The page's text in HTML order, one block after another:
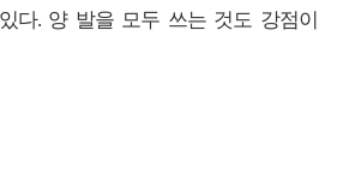
다. 양 발을 모두 쓰는 것도 강점이